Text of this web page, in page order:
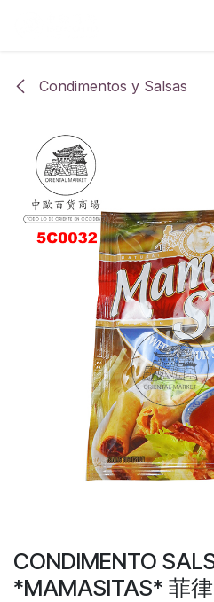
Condimentos y Salsas
CONDIMENTO
*MAMASITAS* 菲